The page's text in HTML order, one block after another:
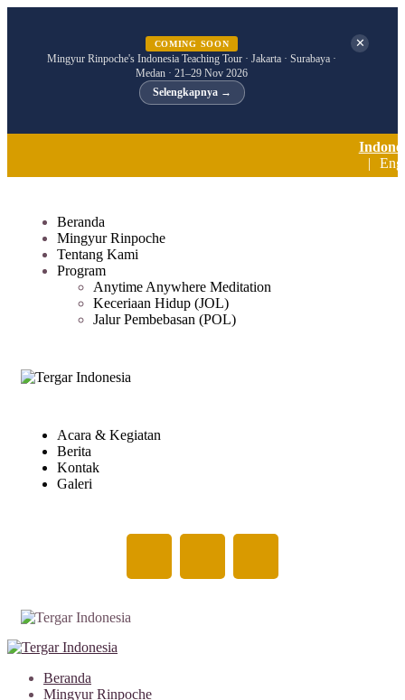
COMING SOON
Mingyur Rinpoche's Indonesia Teaching Tour · Jakarta · Surabaya ·
Medan · 21–29 Nov 2026
Selengkapnya →
✕
Beranda
Mingyur Rinpoche
Tentang Kami
Program
Anytime Anywhere Meditation
Keceriaan Hidup (JOL)
Jalur Pembebasan (POL)
Acara & Kegiatan
Berita
Kontak
Galeri
Beranda
Mingyur Rinpoche